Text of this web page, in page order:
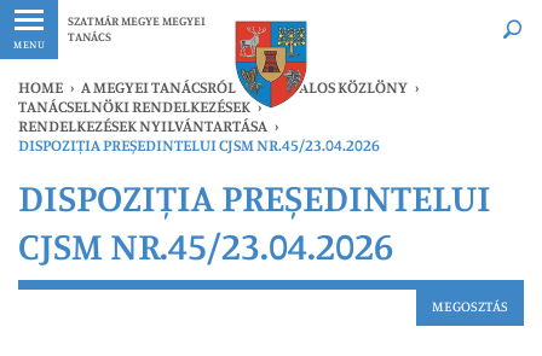
MENU
SZATMÁR MEGYE MEGYEI
TANÁCS
Legfrissebb Bármikor
HOME › A MEGYEI TANÁCSRÓL › HIVATALOS KÖZLÖNY ›
TANÁCSELNÖKI RENDELKEZÉSEK ›
RENDELKEZÉSEK NYILVÁNTARTÁSA ›
DISPOZIȚIA PREȘEDINTELUI CJSM NR.45/23.04.2026
DISPOZIȚIA PREȘEDINTELUI
CJSM NR.45/23.04.2026
MEGOSZTÁS